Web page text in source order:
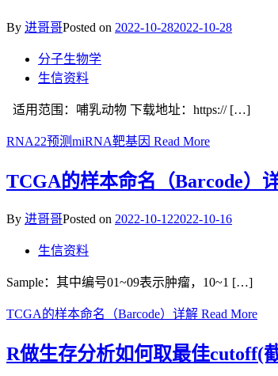
By 进哥哥Posted on 2022-10-282022-10-28
分子生物学
生信资料
适用范围：哺乳动物 下载地址：https:// […]
RNA22预测miRNA靶基因 Read More
TCGA的样本命名（Barcode）
By 进哥哥Posted on 2022-10-122022-10-16
生信资料
Sample：其中编号01~09表示肿瘤，10~1 […]
TCGA的样本命名（Barcode）详解 Read More
R做生存分析如何取最佳cutoff(